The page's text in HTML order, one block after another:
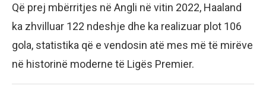
Që prej mbërritjes në Angli në vitin 2022, Haaland
ka zhvilluar 122 ndeshje dhe ka realizuar plot 106
gola, statistika që e vendosin atë mes më të mirëve
në historinë moderne të Ligës Premier.